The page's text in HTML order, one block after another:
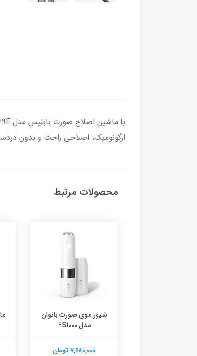
ارگونومیک، اصلاحی راحت و بدون
محصولات مرتبط
شیور موی صورت بانوان
مدل FS1000
7,680,000 تومان